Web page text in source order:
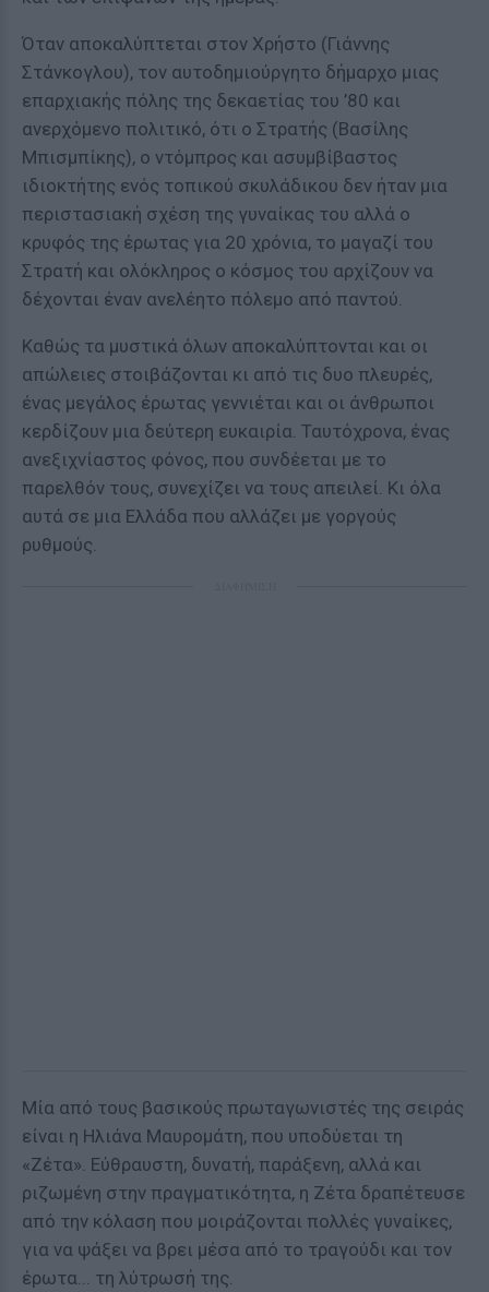
Όταν αποκαλύπτεται στον Χρήστο (Γιάννης
Στάνκογλου), τον αυτοδημιούργητο δήμαρχο μιας
επαρχιακής πόλης της δεκαετίας του ’80 και
ανερχόμενο πολιτικό, ότι ο Στρατής (Βασίλης
Μπισμπίκης), ο ντόμπρος και ασυμβίβαστος
ιδιοκτήτης ενός τοπικού σκυλάδικου δεν ήταν μια
περιστασιακή σχέση της γυναίκας του αλλά ο
κρυφός της έρωτας για 20 χρόνια, το μαγαζί του
Στρατή και ολόκληρος ο κόσμος του αρχίζουν να
δέχονται έναν ανελέητο πόλεμο από παντού.
Καθώς τα μυστικά όλων αποκαλύπτονται και οι
απώλειες στοιβάζονται κι από τις δυο πλευρές,
ένας μεγάλος έρωτας γεννιέται και οι άνθρωποι
κερδίζουν μια δεύτερη ευκαιρία. Ταυτόχρονα, ένας
ανεξιχνίαστος φόνος, που συνδέεται με το
παρελθόν τους, συνεχίζει να τους απειλεί. Κι όλα
αυτά σε μια Ελλάδα που αλλάζει με γοργούς
ρυθμούς.
Mία από τους βασικούς πρωταγωνιστές της σειράς
είναι η Ηλιάνα Μαυρομάτη, που υποδύεται τη
«Ζέτα». Εύθραυστη, δυνατή, παράξενη, αλλά και
ριζωμένη στην πραγματικότητα, η Ζέτα δραπέτευσε
από την κόλαση που μοιράζονται πολλές γυναίκες,
για να ψάξει να βρει μέσα από το τραγούδι και τον
έρωτα... τη λύτρωσή της.